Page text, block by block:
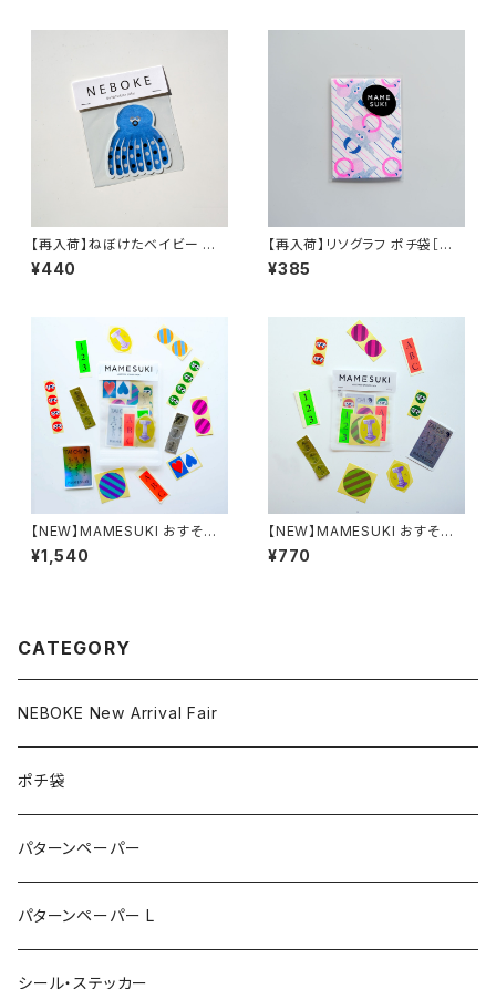
【再入荷】ねぼけたベイビー ス
テッカーSTICKER （Octopus
タコ）
¥440
【再入荷】リソグラフ ポチ袋［ね
ぼけたベイビー Cow］
¥385
【NEW】MAMESUKI おすそわ
けシールセット Full Set（13 ty
pes）
¥1,540
【NEW】MAMESUKI おすそわ
けシールセット Select Set（9 t
ypes） Bタイプ
¥770
CATEGORY
NEBOKE New Arrival Fair
ポチ袋
パターンペーパー
パターンペーパー L
シール・ステッカー